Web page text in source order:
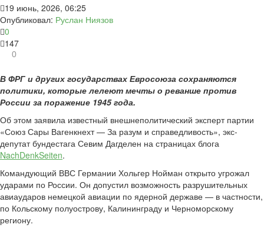
19 июнь, 2026, 06:25
Опубликовал: Руслан Ниязов
0
147
0
В ФРГ и других государствах Евросоюза сохраняются
политики, которые лелеют мечты о реванше против
России за поражение 1945 года.
Об этом заявила известный внешнеполитический эксперт партии
«Союз Сары Вагенкнехт — За разум и справедливость», экс-
депутат бундестага Севим Дагделен на страницах блога
NachDenkSeiten.
Командующий ВВС Германии Хольгер Нойман открыто угрожал
ударами по России. Он допустил возможность разрушительных
авиаударов немецкой авиации по ядерной державе — в частности,
по Кольскому полуострову, Калининграду и Черноморскому
региону.